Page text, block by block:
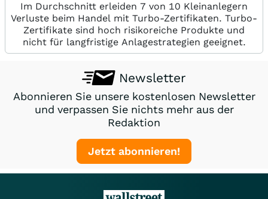
Im Durchschnitt erleiden 7 von 10 Kleinanlegern
Verluste beim Handel mit Turbo-Zertifikaten. Turbo-
Zertifikate sind hoch risikoreiche Produkte und
nicht für langfristige Anlagestrategien geeignet.
Newsletter
Abonnieren Sie unsere kostenlosen Newsletter
und verpassen Sie nichts mehr aus der
Redaktion
Jetzt abonnieren!